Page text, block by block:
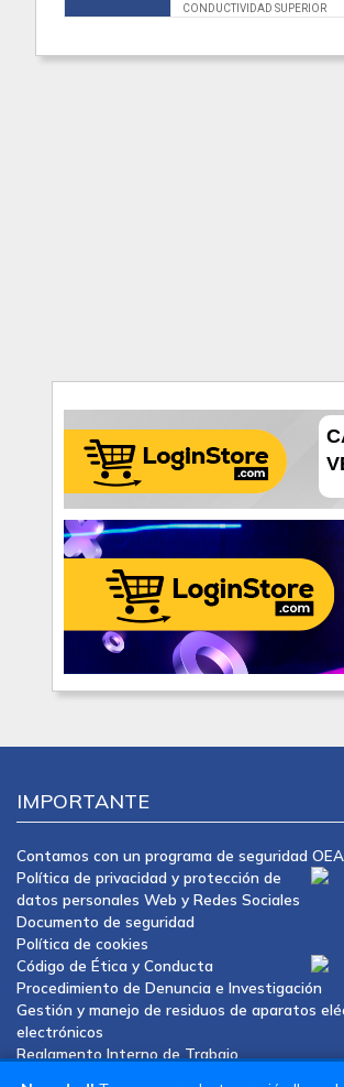
CONDUCTIVIDAD SUPERIOR
IMPORTANTE
Contamos con un programa de seguridad OEA
Política de privacidad y protección de
datos personales Web y Redes Sociales
Documento de seguridad
Política de cookies
Código de Ética y Conducta
Procedimiento de Denuncia e Investigación
Gestión y manejo de residuos de aparatos
electrónicos
Reglamento Interno de Trabajo